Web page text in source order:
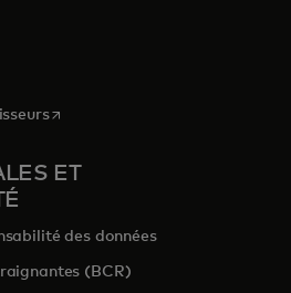
nouvel onglet
s’ouvre dans un nouvel onglet
ET
des données
(BCR)